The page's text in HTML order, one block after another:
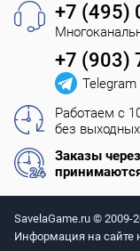
+7 (495)
+7 (903)
Telegram
Работаем с
без выходных
Заказы
SavelaGame.ru © 2009-
Информация на сайте